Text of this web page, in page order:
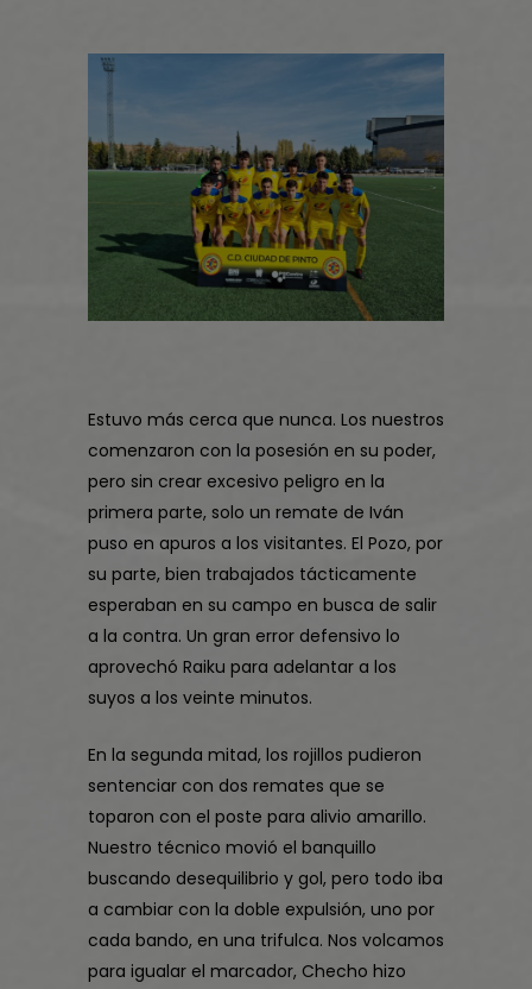
Estuvo más cerca que nunca. Los nuestros
comenzaron con la posesión en su poder,
pero sin crear excesivo peligro en la
primera parte, solo un remate de Iván
puso en apuros a los visitantes. El Pozo, por
su parte, bien trabajados tácticamente
esperaban en su campo en busca de salir
a la contra. Un gran error defensivo lo
aprovechó Raiku para adelantar a los
suyos a los veinte minutos.
En la segunda mitad, los rojillos pudieron
sentenciar con dos remates que se
toparon con el poste para alivio amarillo.
Nuestro técnico movió el banquillo
buscando desequilibrio y gol, pero todo iba
a cambiar con la doble expulsión, uno por
cada bando, en una trifulca. Nos volcamos
para igualar el marcador, Checho hizo